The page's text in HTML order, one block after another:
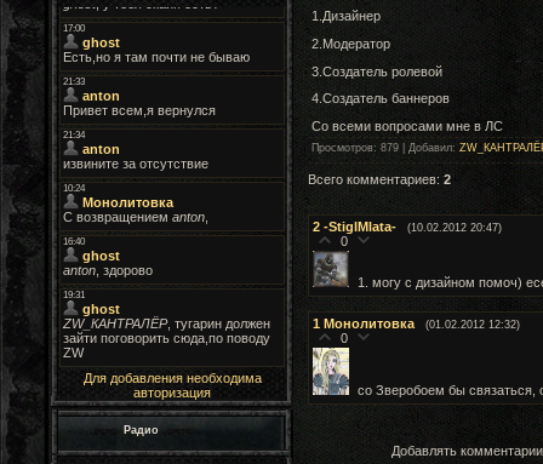
Для добавления необходима
авторизация
Радио
1.Дизайнер
2.Модератор
3.Создатель ролевой
4.Создатель баннеров
Со всеми вопросами мне в ЛС
Просмотров: 879 | Добавил:
Всего комментариев: 2
2 -StiglMlata- (10.02.2012 20:47)
0
1. могу с дизайном помоч)
1 Монолитовка (01.02.2012 12:32)
0
со Зверобоем бы связаться,
Добавлять